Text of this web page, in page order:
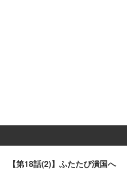
【第18話(2)】ふたたび潰国へ